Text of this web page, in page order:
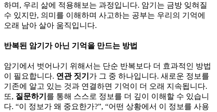
하며, 우리 삶에 적용해보는 과정입니다. 암기는 금방 잊혀질
수 있지만, 의미를 이해하며 사고하는 공부는 우리의 기억에
오래 남아 살아 움직입니다.
반복된 암기가 아닌 기억을 만드는 방법
암기에서 벗어나기 위해서는 단순 반복보다 더 효과적인 방법
이 필요합니다. 연관 짓기 가 그 중 하나입니다. 새로운 정보를
기존에 알고 있는 것과 연결하면 기억이 더 오래 지속됩니다.
또, 질문하기 를 통해 스스로 정보를 더 깊이 이해할 수 있습니
다. “이 정보가 왜 중요한가?”, “어떤 상황에서 이 정보를 사용